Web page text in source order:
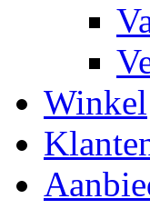
Winkel